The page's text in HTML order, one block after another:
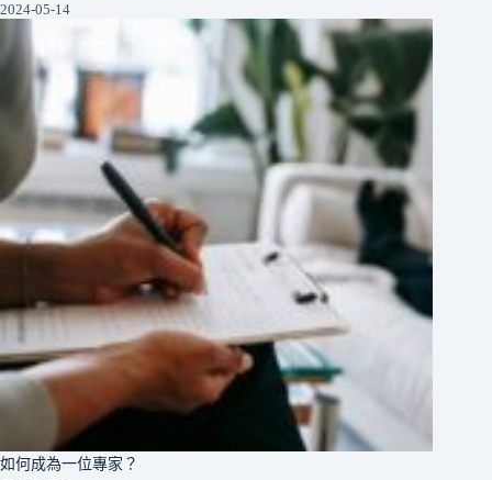
2024-05-14
如何成為一位專家？